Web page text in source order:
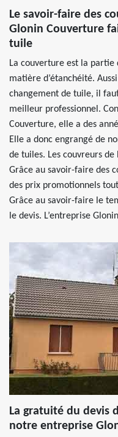
Le savoir-faire des
Glonin Couverture
tuile
La couverture est la
matière d’étanchéité.
changement de tuile, il
meilleur professionnel.
Couverture, elle a des
Elle a donc engrangé de
de tuiles. Les couvreurs
Grâce au savoir-faire des
des prix promotionnels
Grâce au savoir-faire le
le devis. L’entreprise
La gratuité du devis
notre entreprise